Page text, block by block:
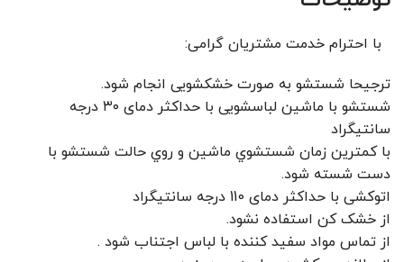
با احترام خدمت مشتریان گرامی:
ترجیحا شستشو به صورت خشکشویی انجام شود.
شستشو با ماشین لباسشویی با حداکثر دمای ۳۰ درجه
سانتیگراد
با کمترين زمان شستشوي ماشين و روي حالت شستشو با
دست شسته شود.
اتوکشی با حداکثر دمای 110 درجه سانتیگراد
از خشک کن استفاده نشود.
از تماس مواد سفید کننده با لباس اجتناب شود .